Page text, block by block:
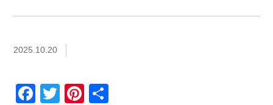
2025.10.20
Facebook
TwitterPinterest